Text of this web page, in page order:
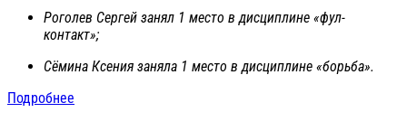
Роголев Сергей занял 1 место в дисциплине «фул-
контакт»;
Сёмина Ксения заняла 1 место в дисциплине «борьба».
Подробнее